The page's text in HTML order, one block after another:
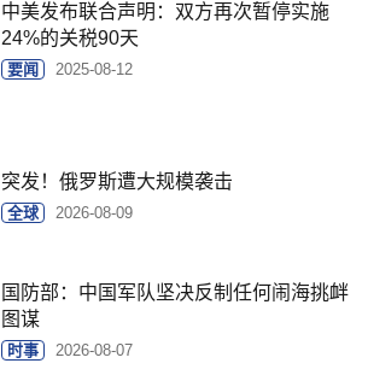
中美发布联合声明：双方再次暂停实施
24%的关税90天
要闻 2025-08-12
突发！俄罗斯遭大规模袭击
全球 2026-08-09
国防部：中国军队坚决反制任何闹海挑衅
图谋
时事 2026-08-07